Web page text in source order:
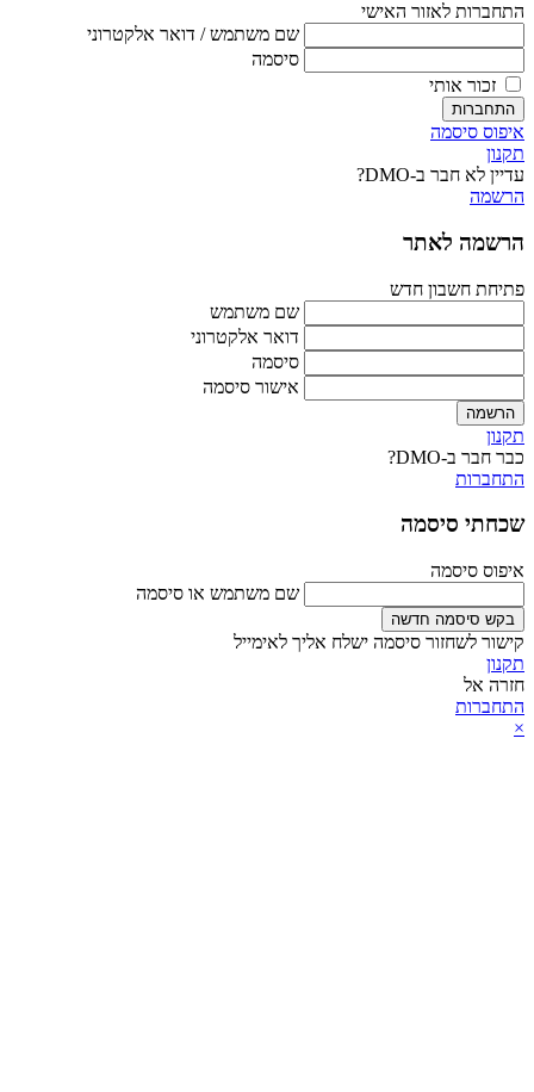
התחברות לאזור האישי
שם משתמש / דואר אלקטרוני
סיסמה
זכור אותי
התחברות
איפוס סיסמה
תקנון
עדיין לא חבר ב-DMO?
הרשמה
הרשמה לאתר
פתיחת חשבון חדש
שם משתמש
דואר אלקטרוני
סיסמה
אישור סיסמה
הרשמה
תקנון
כבר חבר ב-DMO?
התחברות
שכחתי סיסמה
איפוס סיסמה
שם משתמש או סיסמה
בקש סיסמה חדשה
קישור לשחזור סיסמה ישלח אליך לאימייל
תקנון
חזרה אל
התחברות
×